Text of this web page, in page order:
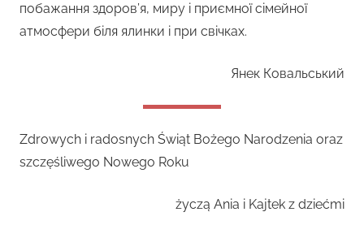
побажання здоров’я, миру і приємної сімейної
атмосфери біля ялинки і при свічках.
Янек Ковальський
Zdrowych i radosnych Świąt Bożego Narodzenia oraz
szczęśliwego Nowego Roku
życzą Ania i Kajtek z dziećmi